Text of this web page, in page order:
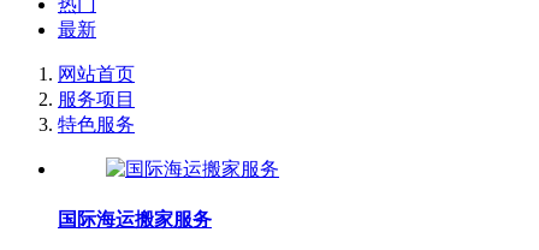
最新
网站首页
服务项目
特色服务
国际海运搬家服务